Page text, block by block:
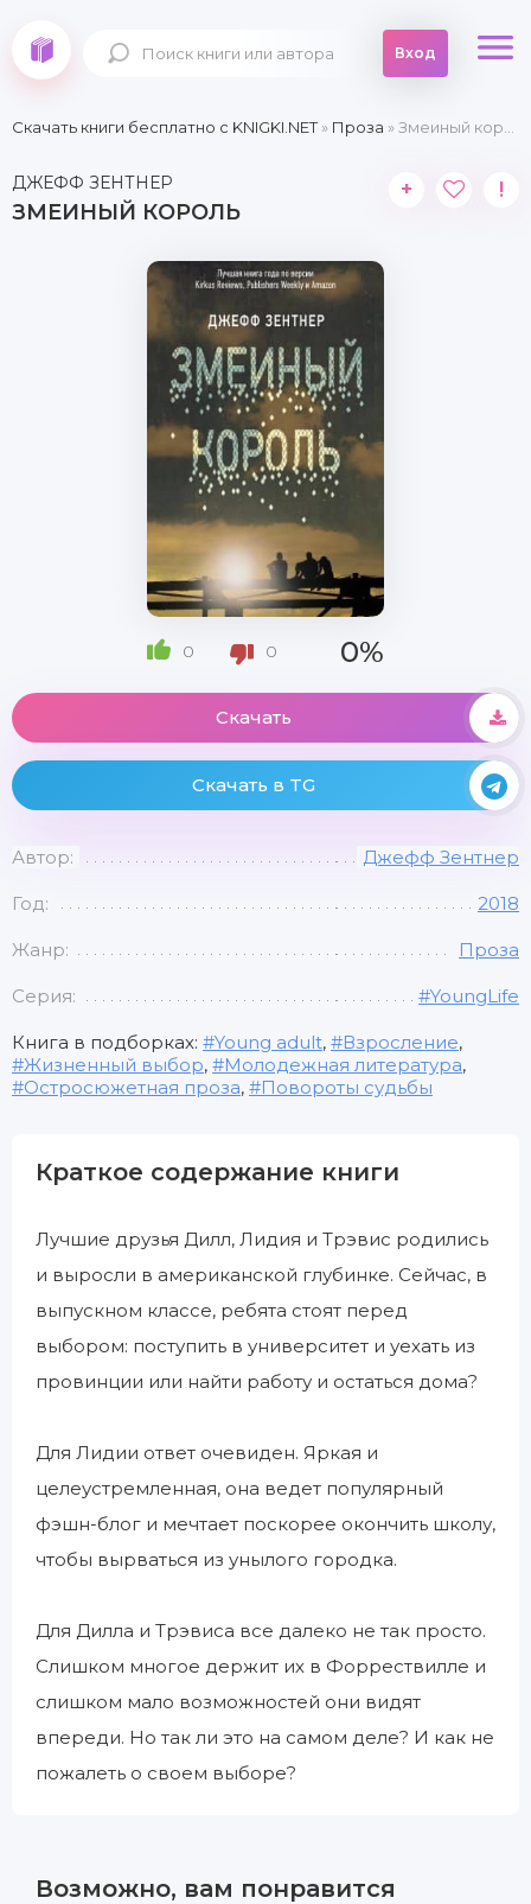
Вход
Скачать книги бесплатно c KNIGKI.NET» Проза » Змеиный король
ДЖЕФФ ЗЕНТНЕР
ЗМЕИНЫЙ КОРОЛЬ
+ !
0 0 0%
Скачать
Скачать в TG
Автор: Джефф Зентнер
Год: 2018
Жанр: Проза
Серия: #YoungLife
Книга в подборках: Young adult, Взросление,
Жизненный выбор, Молодежная литература,
Остросюжетная проза, Повороты судьбы
Краткое содержание книги
Лучшие друзья Дилл, Лидия и Трэвис родились
и выросли в американской глубинке. Сейчас, в
выпускном классе, ребята стоят перед
выбором: поступить в университет и уехать из
провинции или найти работу и остаться дома?
Для Лидии ответ очевиден. Яркая и
целеустремленная, она ведет популярный
фэшн-блог и мечтает поскорее окончить школу,
чтобы вырваться из унылого городка.
Для Дилла и Трэвиса все далеко не так просто.
Слишком многое держит их в Форрествилле и
слишком мало возможностей они видят
впереди. Но так ли это на самом деле? И как не
пожалеть о своем выборе?
Возможно, вам понравится